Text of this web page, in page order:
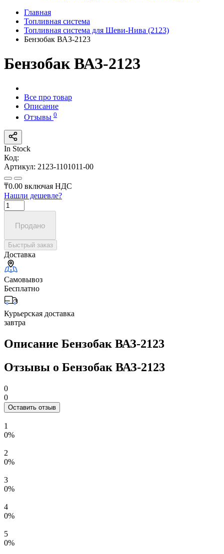
Главная
Топливная система
Топливная система для Шеви-Нива (2123)
Бензобак ВАЗ-2123
Бензобак ВАЗ-2123
Все про товар
Описание
Отзывы 0
In Stock
Код:
Артикул: 2123-1101011-00
₸0.00 включая НДС
Нашли дешевле?
Продано
Быстрый заказ
Доставка
Самовывоз
Бесплатно
Курьерская доставка
завтра
Описание Бензобак ВАЗ-2123
Отзывы о Бензобак ВАЗ-2123
0
0
Оставить отзыв
1
0%
2
0%
3
0%
4
0%
5
0%